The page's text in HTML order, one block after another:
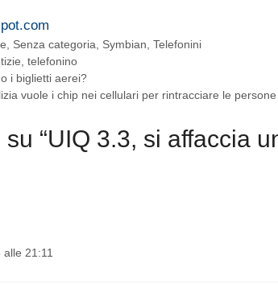
Senza categoria Symbian ,Telefonini
,telefonino
i biglietti aerei?
vuole i chip nei cellulari per rintracciare le persone
“UIQ 3.3, si affaccia
21:11